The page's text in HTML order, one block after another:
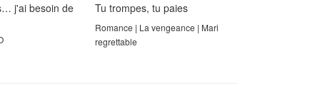
j'ai besoin de
Tu trompes, tu paies
Romance | La vengeance | Mari
regrettable